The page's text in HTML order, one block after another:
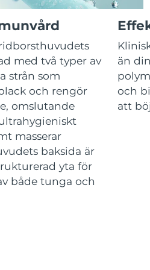
med två typer av
strån som
och rengör
omslutande
masserar
baksida är
yta för
både tunga och
än
och
att
Förväntad leverans
09/08/2026
Förväntad leverans
09/08/2026
Förväntad leverans
Förväntad leverans
09/08/2026
Förväntad leverans
09/08/2026